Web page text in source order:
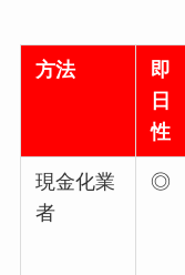
方法
即
日
性
現金化業
者
◎